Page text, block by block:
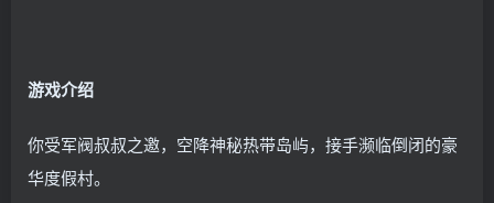
游戏介绍
你受军阀叔叔之邀，空降神秘热带岛屿，接手濒临倒闭的豪
华度假村。